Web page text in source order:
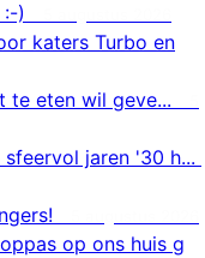
)
katers Turbo en
te eten wil geve...
sfeervol jaren '30 h...
op ons huis g